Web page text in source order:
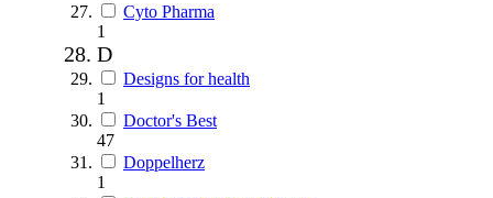
Cyto Pharma
1
D
Designs for health
1
Doctor's Best
47
Doppelherz
1